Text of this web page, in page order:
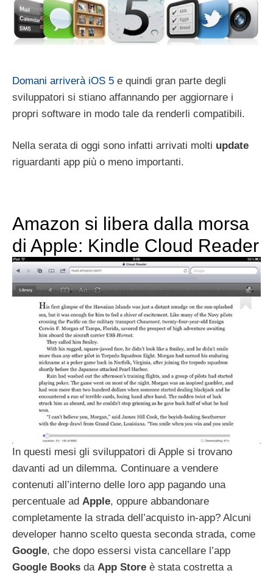
Domani arriverà iOS 5 e quindi gran parte degli
sviluppatori si stiano affannando per aggiornare i
propri software in modo tale da renderli compatibili.
Nella serata di oggi sono infatti arrivati molti update
riguardanti app più o meno importanti.
Amazon si libera dalla morsa
di Apple: Kindle Cloud Reader
In questi mesi gli sviluppatori di Apple si trovano
davanti ad un dilemma. Continuare a vendere
contenuti all’interno delle loro app pagando una
percentuale ad Apple, oppure abbandonare
completamente la strada dell’acquisto in-app? Alcuni
developer hanno scelto questa seconda strada, come
Google, che dopo essersi vista cancellare l’app
Google Books da App Store è stata costretta a